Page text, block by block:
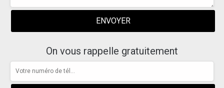
On vous rappelle gratuitement